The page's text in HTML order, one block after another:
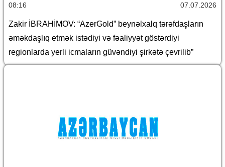
08:16 07.07.2026
Zakir İBRAHİMOV: “AzerGold” beynəlxalq tərəfdaşların
əməkdaşlıq etmək istədiyi və fəaliyyət göstərdiyi
regionlarda yerli icmaların güvəndiyi şirkətə çevrilib”